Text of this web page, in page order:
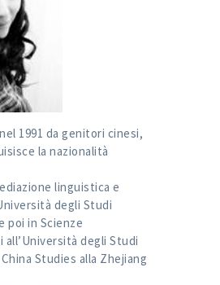
1991 da genitori cinesi,
la nazionalità
linguistica e
degli Studi
poi in Scienze
all’Università degli Studi
Studies alla Zhejiang